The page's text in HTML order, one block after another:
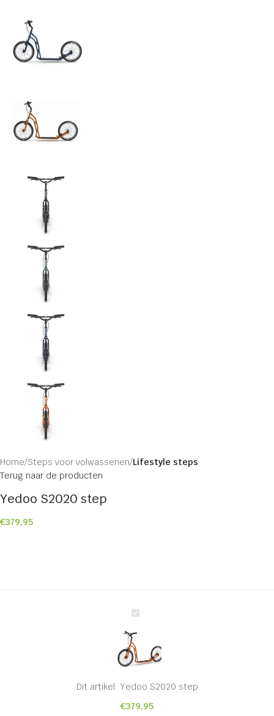
Home Steps voor volwassenen Lifestyle steps
Terug naar de producten
Yedoo S2020 step
€379,95
Yedoo
step
Dit artikel: Yedoo S2020 step
€379,95